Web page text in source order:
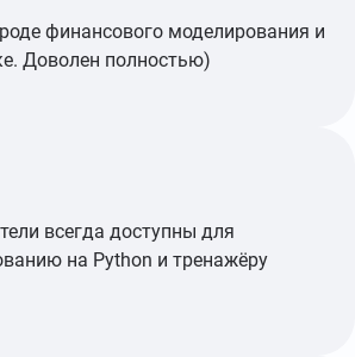
финансового моделирования и
Доволен полностью)
всегда доступны для
на Python и тренажёру